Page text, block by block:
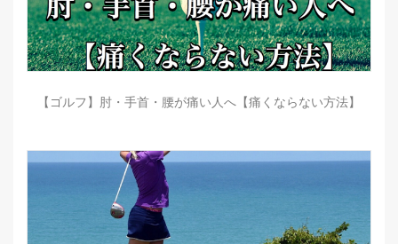
【ゴルフ】肘・手首・腰が痛い人へ【痛くならない方法】